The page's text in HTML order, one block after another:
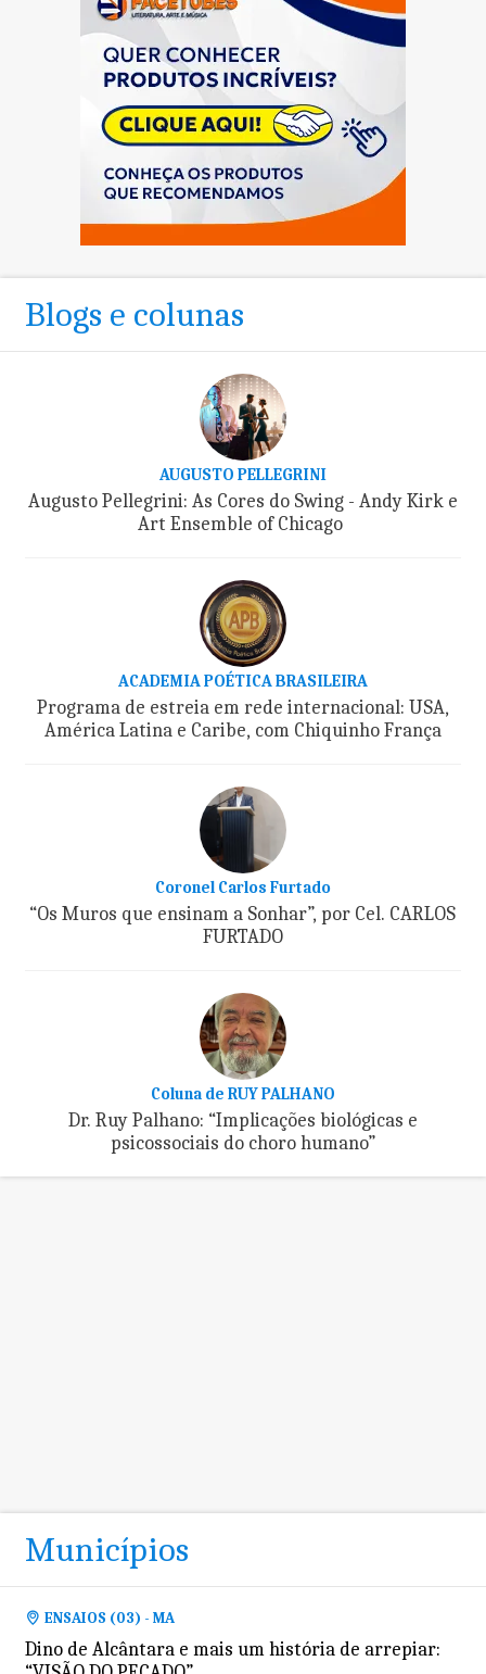
Blogs e colunas
AUGUSTO PELLEGRINI
Augusto Pellegrini: As Cores do Swing - Andy Kirk e
Art Ensemble of Chicago
ACADEMIA POÉTICA BRASILEIRA
Programa de estreia em rede internacional: USA,
América Latina e Caribe, com Chiquinho França
Coronel Carlos Furtado
“Os Muros que ensinam a Sonhar”, por Cel. CARLOS
FURTADO
Coluna de RUY PALHANO
Dr. Ruy Palhano: “Implicações biológicas e
psicossociais do choro humano”
Municípios
ENSAIOS (03) - MA
Dino de Alcântara e mais um história de arrepiar: